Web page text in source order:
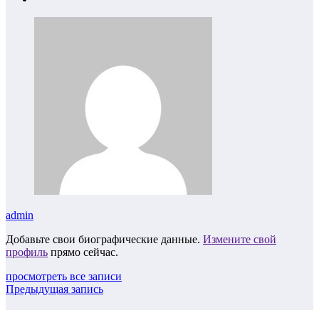
admin
Добавьте свои биографические данные. Измените свой
профиль прямо сейчас.
просмотреть все записи
Предыдущая запись